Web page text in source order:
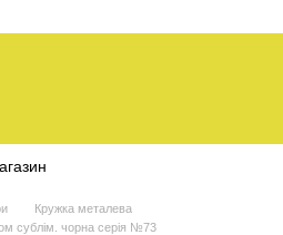
200 грн
Кружка металева
сублім. чорна серія №73